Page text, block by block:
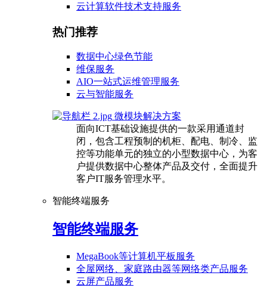
云计算软件技术支持服务
热门推荐
数据中心绿色节能
维保服务
AIO一站式运维管理服务
云与智能服务
微模块解决方案
面向ICT基础设施提供的一款采用通道封
闭，包含工程预制的机柜、配电、制冷、监
控等功能单元的独立的小型数据中心，为客
户提供数据中心整体产品及交付，全面提升
客户IT服务管理水平。
智能终端服务
智能终端服务
MegaBook等计算机平板服务
全屋网络、家庭路由器等网络类产品服务
云屏产品服务